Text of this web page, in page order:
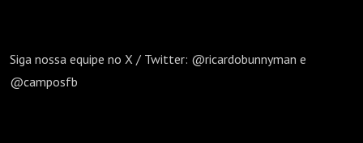
Siga nossa equipe no X / Twitter: @ricardobunnyman e
@camposfb